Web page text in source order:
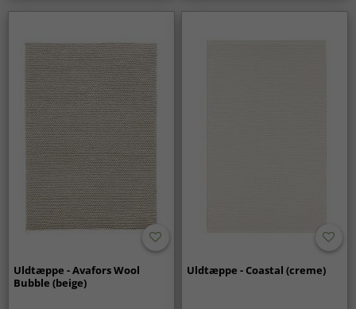
Uldtæppe - Avafors Wool
Bubble (beige)
Uldtæppe - Coastal (creme)